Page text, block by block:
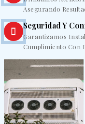
Asegurando
Seguridad Y
Garantizamos
Cumplimiento Con